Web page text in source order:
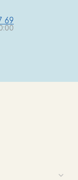
69